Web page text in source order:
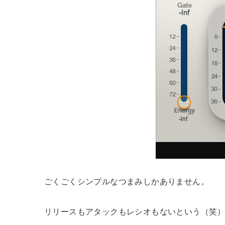
ごくごくシンプルなつまみしかありません。
リリースもアタックもレシオもないという（笑）